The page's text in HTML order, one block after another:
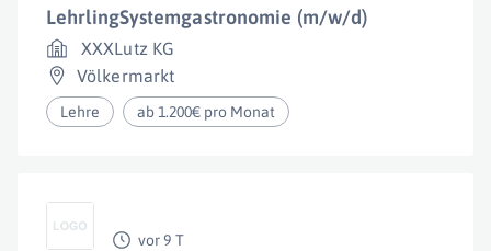
LehrlingSystemgastronomie (m/w/d)
XXXLutz KG
Völkermarkt
Lehre ab 1.200€ pro Monat
vor 9 T